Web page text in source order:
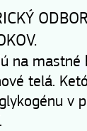
na mastné
telá.
v